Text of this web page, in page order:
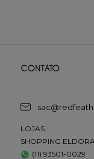
CONTATO
LOJAS
SHOPPING
(11) 93501-0029